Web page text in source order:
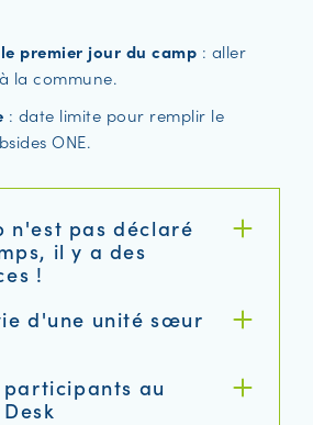
premier jour du camp : aller
la commune.
: date limite pour remplir le
ONE.
n'est pas déclaré
il y a des
!
d'une unité sœur
au